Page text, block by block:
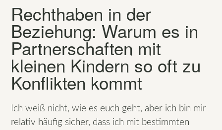
Rechthaben in der
Beziehung: Warum es in
Partnerschaften mit
kleinen Kindern so oft zu
Konflikten kommt
Ich weiß nicht, wie es euch geht, aber ich bin mir
relativ häufig sicher, dass ich mit bestimmten